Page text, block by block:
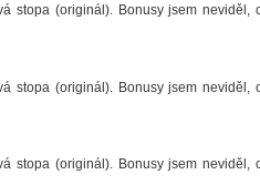
stopa (originál). Bonusy jsem
stopa (originál). Bonusy jsem
stopa (originál). Bonusy jsem